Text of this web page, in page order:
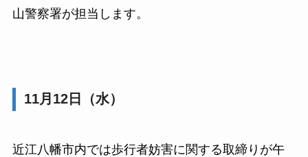
山警察署が担当します。
11月12日（水）
近江八幡市内では歩行者妨害に関する取締りが午